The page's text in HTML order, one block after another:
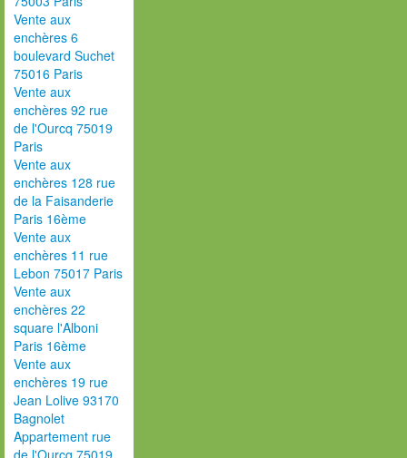
Vente aux
enchères 6
boulevard Suchet
75016 Paris
Vente aux
enchères 92 rue
de l'Ourcq 75019
Paris
Vente aux
enchères 128 rue
de la Faisanderie
Paris 16ème
Vente aux
enchères 11 rue
Lebon 75017 Paris
Vente aux
enchères 22
square l'Alboni
Paris 16ème
Vente aux
enchères 19 rue
Jean Lolive 93170
Bagnolet
Appartement rue
de l'Ourcq 75019